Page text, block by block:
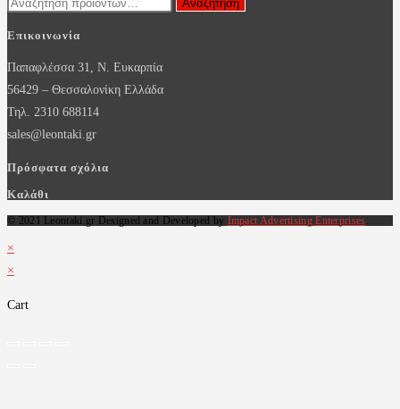
Αναζήτηση
Επικοινωνία
Παπαφλέσσα 31, Ν. Ευκαρπία
56429 – Θεσσαλονίκη Ελλάδα
Τηλ. 2310 688114
sales@leontaki.gr
Πρόσφατα σχόλια
Καλάθι
© 2021 Leontaki.gr Designed and Developed by Impact Advertising Enterprises.
×
×
Cart